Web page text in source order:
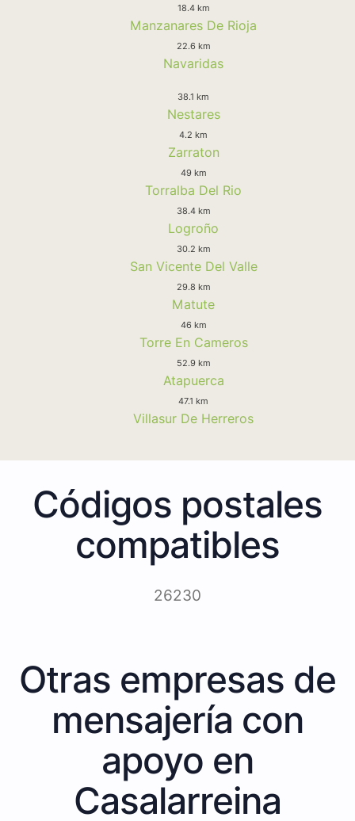
18.4 km
Manzanares De Rioja
22.6 km
Navaridas
38.1 km
Nestares
4.2 km
Zarraton
49 km
Torralba Del Rio
38.4 km
Logroño
30.2 km
San Vicente Del Valle
29.8 km
Matute
46 km
Torre En Cameros
52.9 km
Atapuerca
47.1 km
Villasur De Herreros
Códigos postales
compatibles
26230
Otras empresas de
mensajería con
apoyo en
Casalarreina